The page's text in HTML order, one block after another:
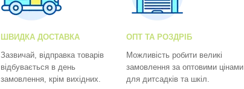
ШВИДКА ДОСТАВКА
Зазвичай, відправка товарів
відбувається в день
замовлення, крім вихідних.
ОПТ ТА РОЗДРІБ
Можливість робити великі
замовлення за оптовими цінами
для дитсадків та шкіл.